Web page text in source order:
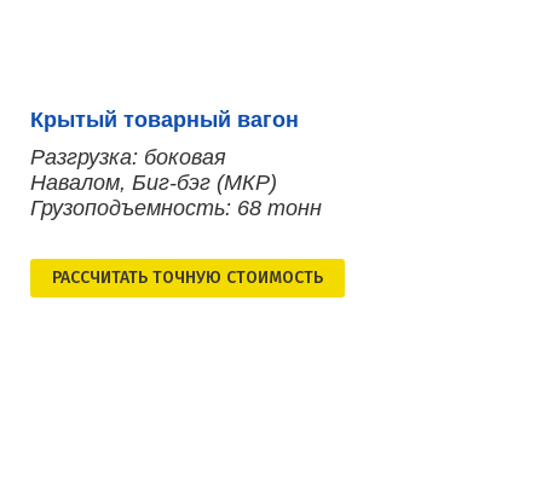
Крытый товарный вагон
Разгрузка: боковая
Навалом, Биг-бэг (МКР)
Грузоподъемность: 68 тонн
РАСCЧИТАТЬ ТОЧНУЮ СТОИМОСТЬ